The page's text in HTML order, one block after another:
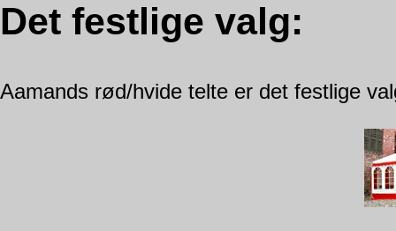
Det festlige valg:
Aamands rød/hvide telte er det festlige